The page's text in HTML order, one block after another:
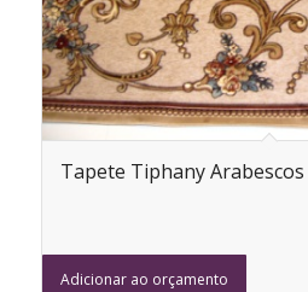
Tapete Tiphany Arabescos
Adicionar ao orçamento